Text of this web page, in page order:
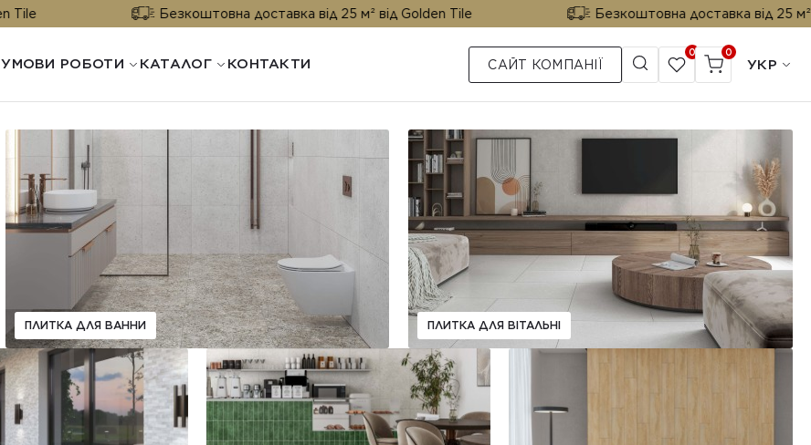
Безкоштовна доставка від 25 м² від Golden Tile Безкоштовна доставка від 25 м² від
УМОВИ РОБОТИ КАТАЛОГ КОНТАКТИ САЙТ КОМПАНІЇ
0 0
УКР
ПЛИТКА ДЛЯ ВАННИ ПЛИТКА ДЛЯ ВІТАЛЬНІ